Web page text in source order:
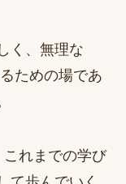
く、無理な
ための場であ
れまでの学び